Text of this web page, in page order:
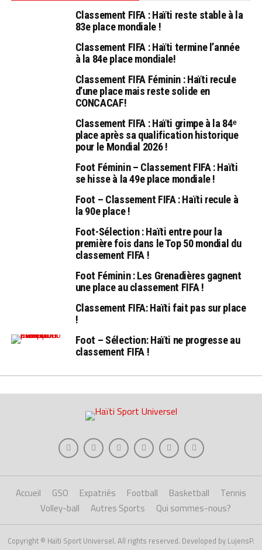
Classement FIFA : Haïti reste stable à la
83e place mondiale !
Classement FIFA : Haïti termine l’année
à la 84e place mondiale!
Classement FIFA Féminin : Haïti recule
d’une place mais reste solide en
CONCACAF!
Classement FIFA : Haïti grimpe à la 84ᵉ
place après sa qualification historique
pour le Mondial 2026 !
Foot Féminin – Classement FIFA : Haïti
se hisse à la 49e place mondiale !
Foot – Classement FIFA : Haïti recule à
la 90e place !
Foot-Sélection : Haïti entre pour la
première fois dans le Top 50 mondial du
classement FIFA !
Foot Féminin : Les Grenadières gagnent
une place au classement FIFA !
Classement FIFA: Haïti fait pas sur place
!
Foot – Sélection: Haïti ne progresse au
classement FIFA !
Accueil GSO Expatriés Football Basketball
Tennis
Volley-ball
Autres Sports Qui sommes-nous?
Copyright © Haïti Sport Universel. All rights reserved. Developed by LujensP.